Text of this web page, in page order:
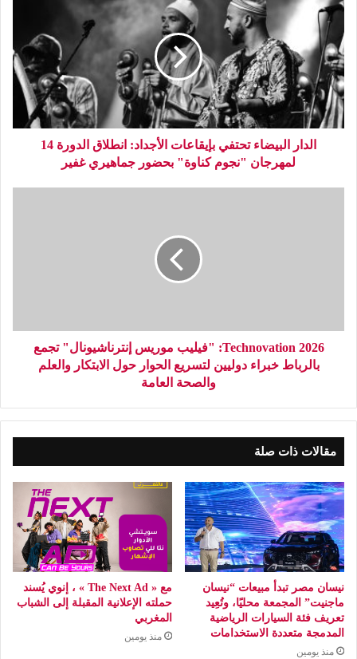
الدار البيضاء تحتفي بإيقاعات الأجداد: انطلاق الدورة 14
لمهرجان "نجوم كناوة" بحضور جماهيري غفير
2026 Technovation: "فيليب موريس إنترناشيونال" تجمع
بالرباط خبراء دوليين لتسريع الحوار حول الابتكار والعلم
والصحة العامة
مقالات ذات صلة
نيسان مصر تبدأ مبيعات “نيسان
ماجنيت” المجمعة محليًا، وتُعِيد
تعريف فئة السيارات الرياضية
المدمجة متعددة الاستخدامات
منذ يومين
مع « The Next Ad » ، إنوي يُسند
حملته الإعلانية المقبلة إلى الشباب
المغربي
منذ يومين